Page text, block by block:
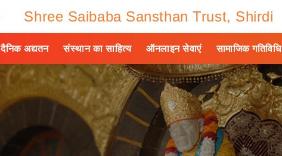
Shree Saibaba Sansthan Trust, Shirdi
दैनिक अद्यतन संस्थान का साहित्य ऑनलाइन सेवाएं सामाजिक गतिविधि